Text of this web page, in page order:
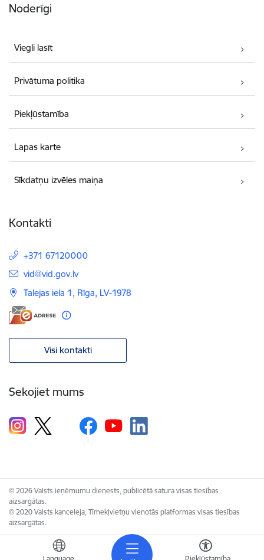
Language Piekļūstamība
Noderīgi
Viegli lasīt
Privātuma politika
Piekļūstamība
Lapas karte
Sīkdatņu izvēles maiņa
Kontakti
+371 67120000
E-pasts:
vid@vid.gov.lv
Talejas iela 1, Rīga, LV-1978
Visi kontakti
Sekojiet mums
© 2026 Valsts ieņēmumu dienests, publicētā satura visas tiesības
aizsargātas.
© 2020 Valsts kanceleja, Tīmekļvietņu vienotās platformas visas tiesības
aizsargātas.